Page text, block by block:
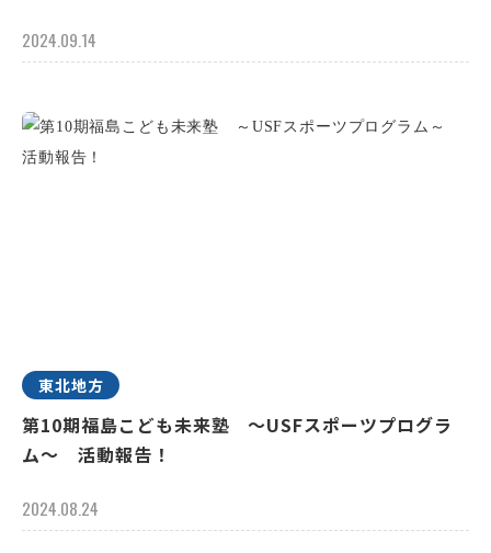
2024.09.14
東北地方
第10期福島こども未来塾 ～USFスポーツプログラ
ム～ 活動報告！
2024.08.24